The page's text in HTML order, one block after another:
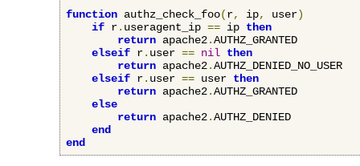
function authz_check_foo(r, ip, user)
if r. useragent_ip == ip then
return apache2.AUTHZ_GRANTED
elseif r. user == nil then
return apache2.AUTHZ_DENIED_NO_USER
elseif r. user == user then
return apache2.AUTHZ_GRANTED
else
return apache2.AUTHZ_DENIED
end
end